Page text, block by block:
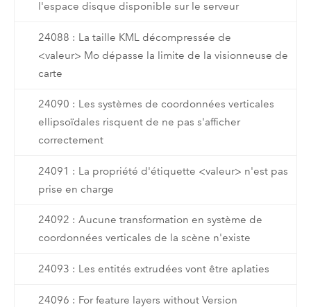
l'espace disque disponible sur le serveur
24088 : La taille KML décompressée de
<valeur> Mo dépasse la limite de la visionneuse de
carte
24090 : Les systèmes de coordonnées verticales
ellipsoïdales risquent de ne pas s'afficher
correctement
24091 : La propriété d'étiquette <valeur> n'est pas
prise en charge
24092 : Aucune transformation en système de
coordonnées verticales de la scène n'existe
24093 : Les entités extrudées vont être aplaties
24096 : For feature layers without Version